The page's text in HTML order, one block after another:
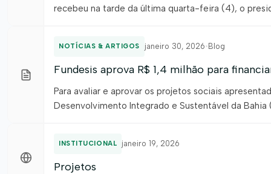
recebeu na tarde da última quarta-feira (4), o
NOTÍCIAS & ARTIGOS janeiro 30, 2026• Blog
Fundesis aprova R$ 1,4 milhão para
Para avaliar e aprovar os projetos sociais
Desenvolvimento Integrado e Sustentável da
INSTITUCIONAL janeiro 19, 2026
Projetos